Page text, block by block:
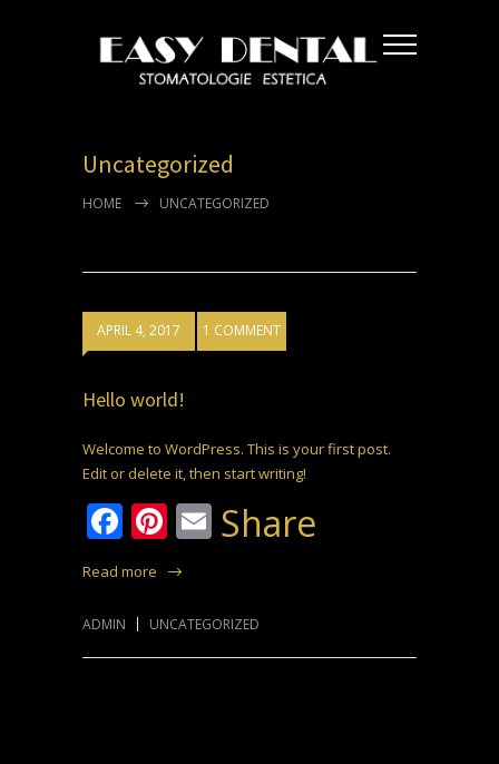
Uncategorized
HOME UNCATEGORIZED
APRIL 4, 2017 1 COMMENT
Hello world!
Welcome to WordPress. This is your first post.
Edit or delete it, then start writing!
Facebook
Pinterest
Email
Share
Read more
ADMIN UNCATEGORIZED